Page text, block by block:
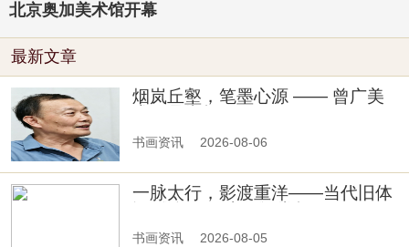
北京奥加美术馆开幕
最新文章
烟岚丘壑，笔墨心源 —— 曾广美
书画资讯 2026-08-06
一脉太行，影渡重洋——当代旧体
书画资讯 2026-08-05